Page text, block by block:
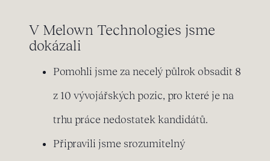
V Melown Technologies jsme
dokázali
Pomohli jsme za necelý půlrok obsadit 8
z 10 vývojářských pozic, pro které je na
trhu práce nedostatek kandidátů.
Připravili jsme srozumitelný